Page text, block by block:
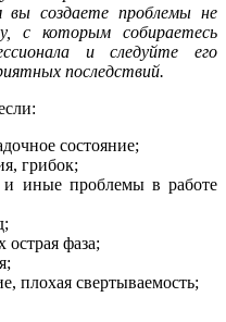
создаете проблемы не
с которым собираетесь
и следуйте его
последствий.
состояние;
грибок;
и иные проблемы в работе
фаза;
плохая свертываемость;